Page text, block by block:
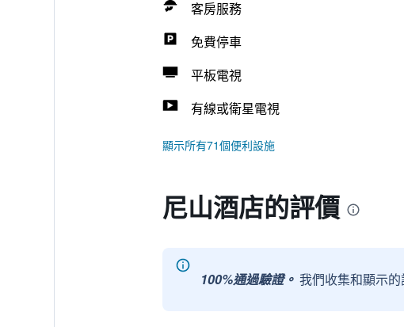
客房服務
免費停車
平板電視
有線或衛星電視
顯示所有71個便利設施
尼山酒店的評價
100%通過驗證。 我們收集和顯示